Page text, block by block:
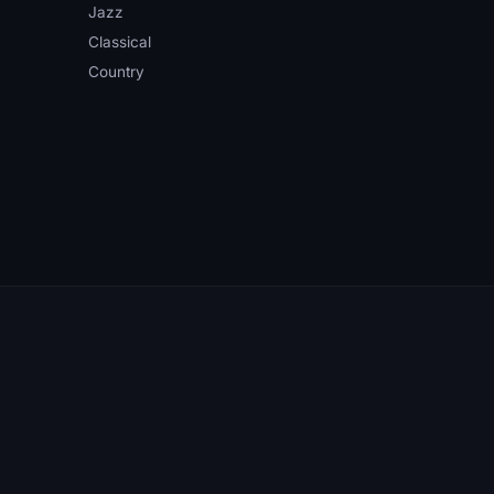
Jazz
Classical
Country